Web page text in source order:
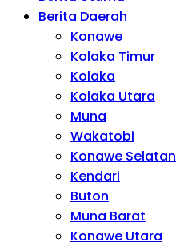
Berita Daerah
Konawe
Kolaka Timur
Kolaka
Kolaka Utara
Muna
Wakatobi
Konawe Selatan
Kendari
Buton
Muna Barat
Konawe Utara